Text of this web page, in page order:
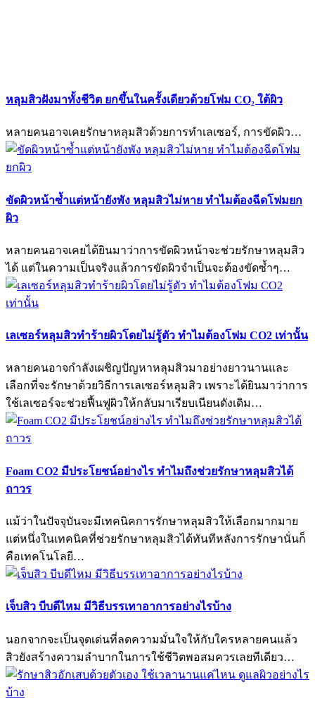
หลุมสิวฝังมาทั้งชีวิต ยกขึ้นในครั้งเดียวด้วยโฟม CO₂ ใต้ผิว
หลายคนอาจเคยรักษาหลุมสิวด้วยการทำเลเซอร์, การขัดผิว…
ขัดผิวหน้าซ้ำแต่หน้ายังพัง หลุมสิวไม่หาย ทำไมต้องฉีดโฟมยก
ผิว
หลายคนอาจเคยได้ยินมาว่าการขัดผิวหน้าจะช่วยรักษาหลุมสิว
ได้ แต่ในความเป็นจริงแล้วการขัดผิวจำเป็นจะต้องขัดซ้ำๆ…
เลเซอร์หลุมสิวทำร้ายผิวโดยไม่รู้ตัว ทำไมต้องโฟม CO2 เท่านั้น
หลายคนอาจกำลังเผชิญปัญหาหลุมสิวมาอย่างยาวนานและ
เลือกที่จะรักษาด้วยวิธีการเลเซอร์หลุมสิว เพราะได้ยินมาว่าการ
ใช้เลเซอร์จะช่วยฟื้นฟูผิวให้กลับมาเรียบเนียนดังเดิม…
Foam CO2 มีประโยชน์อย่างไร ทำไมถึงช่วยรักษาหลุมสิวได้
ถาวร
แม้ว่าในปัจจุบันจะมีเทคนิคการรักษาหลุมสิวให้เลือกมากมาย
แต่หนึ่งในเทคนิคที่ช่วยรักษาหลุมสิวได้ทันทีหลังการรักษานั่นก็
คือเทคโนโลยี…
เจ็บสิว บีบดีไหม มีวิธีบรรเทาอาการอย่างไรบ้าง
นอกจากจะเป็นจุดเด่นที่ลดความมั่นใจให้กับใครหลายคนแล้ว
สิวยังสร้างความลำบากในการใช้ชีวิตพอสมควรเลยทีเดียว…